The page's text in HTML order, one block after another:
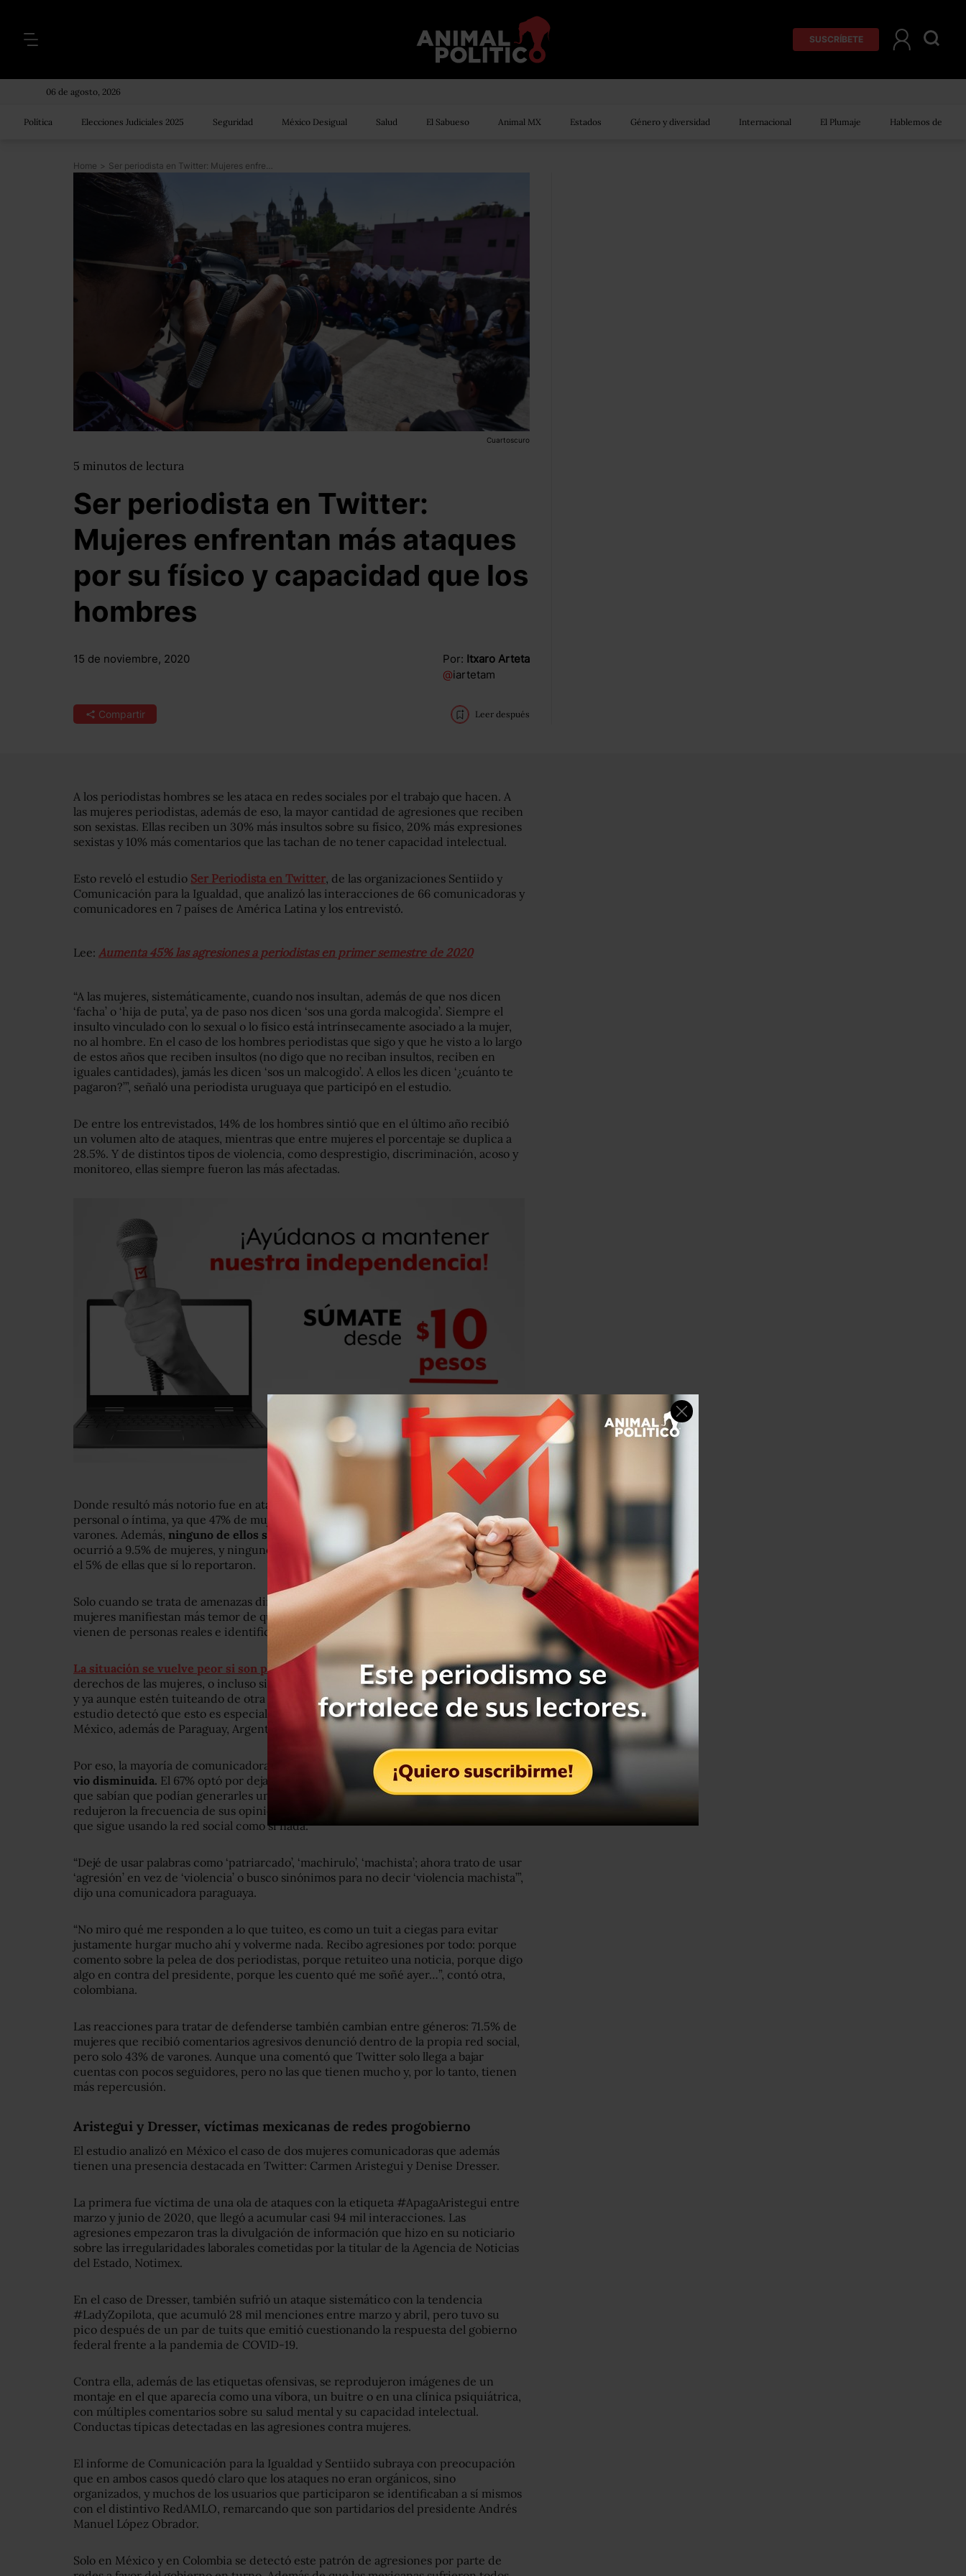
SUSCRÍBETE
06 de agosto, 2026
Política Elecciones Judiciales 2025 Seguridad México Desigual Salud El Sabueso Animal MX Estados Género y diversidad Internacional El Plumaje Hablemos de
Home > Ser periodista en Twitter: Mujeres enfrentan más ataques por su físico y capacidad que los hombres
Cuartoscuro
5 minutos de lectura
Ser periodista en Twitter:
Mujeres enfrentan más ataques
por su físico y capacidad que los
hombres
15 de noviembre, 2020 Por: Itxaro Arteta
@iartetam
Compartir Leer después
A los periodistas hombres se les ataca en redes sociales por el trabajo que hacen. A
las mujeres periodistas, además de eso, la mayor cantidad de agresiones que reciben
son sexistas. Ellas reciben un 30% más insultos sobre su físico, 20% más expresiones
sexistas y 10% más comentarios que las tachan de no tener capacidad intelectual.
Esto reveló el estudio Ser Periodista en Twitter, de las organizaciones Sentiido y
Comunicación para la Igualdad, que analizó las interacciones de 66 comunicadoras y
comunicadores en 7 países de América Latina y los entrevistó.
Lee: Aumenta 45% las agresiones a periodistas en primer semestre de 2020
“A las mujeres, sistemáticamente, cuando nos insultan, además de que nos dicen
‘facha’ o ‘hija de puta’, ya de paso nos dicen ‘sos una gorda malcogida’. Siempre el
insulto vinculado con lo sexual o lo físico está intrínsecamente asociado a la mujer,
no al hombre. En el caso de los hombres periodistas que sigo y que he visto a lo largo
de estos años que reciben insultos (no digo que no reciban insultos, reciben en
iguales cantidades), jamás les dicen ‘sos un malcogido’. A ellos les dicen ‘¿cuánto te
pagaron?’”, señaló una periodista uruguaya que participó en el estudio.
De entre los entrevistados, 14% de los hombres sintió que en el último año recibió
un volumen alto de ataques, mientras que entre mujeres el porcentaje se duplica a
28.5%. Y de distintos tipos de violencia, como desprestigio, discriminación, acoso y
monitoreo, ellas siempre fueron las más afectadas.
Donde resultó más notorio fue en ataques que incluyeron la difusión de información
personal o íntima, ya que 47% de mujeres lo experimentaron, pero solo 14% de
varones. Además, ninguno de ellos sufrió que su cuenta,
como sí le
ocurrió a 9.5% de mujeres, y ninguno fue víctima de abuso sexual tecnológico, ante
el 5% de ellas que sí lo reportaron.
Solo cuando se trata de amenazas directas, los hombres reciben más. Pero las
mujeres manifiestan más temor de que puedan concretarse porque muchos ataques
vienen de personas reales e identificables.
La situación se vuelve peor si son periodistas que cubren temas de feminismoo
derechos de las mujeres, o incluso simplemente al ser identificadas como feministas,
y ya aunque estén tuiteando de otra cosa, reciben insultos como “feminazi”. El
estudio detectó que esto es especialmente grave en cuatro países, entre ellos
México, además de Paraguay, Argentina y Uruguay.
Por eso, la mayoría de comunicadoras contestaron que su
libertad de expresión se
vio disminuida. El 67% optó por dejar de hacer publicaciones en redes sobre temas
que sabían que podían generarles una agresión, o de plano se retiraron de Twitter o
redujeron la frecuencia de sus opiniones. Mientras que entre hombres, el 57% dijo
que sigue usando la red social como si nada.
“Dejé de usar palabras como ‘patriarcado’, ‘machirulo’, ‘machista’; ahora trato de usar
‘agresión’ en vez de ‘violencia’ o busco sinónimos para no decir ‘violencia machista’”,
dijo una comunicadora paraguaya.
“No miro qué me responden a lo que tuiteo, es como un tuit a ciegas para evitar
justamente hurgar mucho ahí y volverme nada. Recibo agresiones por todo: porque
comento sobre la pelea de dos periodistas, porque retuiteo una noticia, porque digo
algo en contra del presidente, porque les cuento qué me soñé ayer…”, contó otra,
colombiana.
Las reacciones para tratar de defenderse también cambian entre géneros: 71.5% de
mujeres que recibió comentarios agresivos denunció dentro de la propia red social,
pero solo 43% de varones. Aunque una comentó que Twitter solo llega a bajar
cuentas con pocos seguidores, pero no las que tienen mucho y, por lo tanto, tienen
más repercusión.
Aristegui y Dresser, víctimas mexicanas de redes progobierno
El estudio analizó en México el caso de dos mujeres comunicadoras que además
tienen una presencia destacada en Twitter: Carmen Aristegui y Denise Dresser.
La primera fue víctima de una ola de ataques con la etiqueta #ApagaAristegui entre
marzo y junio de 2020, que llegó a acumular casi 94 mil interacciones. Las
agresiones empezaron tras la divulgación de información que hizo en su noticiario
sobre las irregularidades laborales cometidas por la titular de la Agencia de Noticias
del Estado, Notimex.
En el caso de Dresser, también sufrió un ataque sistemático con la tendencia
#LadyZopilota, que acumuló 28 mil menciones entre marzo y abril, pero tuvo su
pico después de un par de tuits que emitió cuestionando la respuesta del gobierno
federal frente a la pandemia de COVID-19.
Contra ella, además de las etiquetas ofensivas, se reprodujeron imágenes de un
montaje en el que aparecía como una víbora, un buitre o en una clínica psiquiátrica,
con múltiples comentarios sobre su salud mental y su capacidad intelectual.
Conductas típicas detectadas en las agresiones contra mujeres.
El informe de Comunicación para la Igualdad y Sentiido subraya con preocupación
que en ambos casos quedó claro que los ataques no eran orgánicos, sino
organizados, y muchos de los usuarios que participaron se identificaban a sí mismos
con el distintivo RedAMLO, remarcando que son partidarios del presidente Andrés
Manuel López Obrador.
Solo en México y en Colombia se detectó este patrón de agresiones por parte de